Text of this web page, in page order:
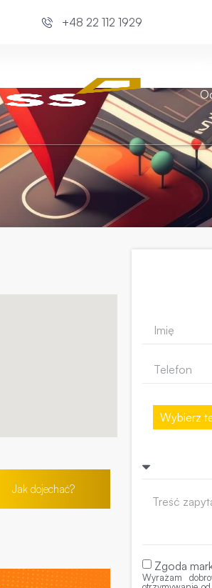
+48 22 112 1929
Jak dojechać?
Wybierz
Zgoda
Wyrażam